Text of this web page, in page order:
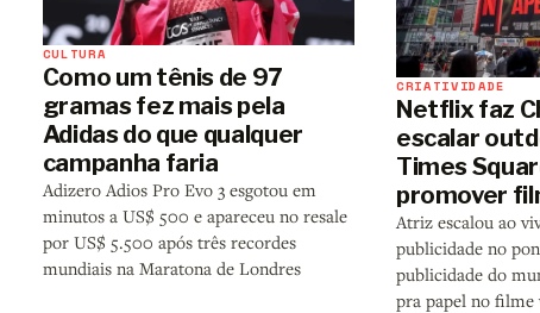
CULTURA
Como um tênis de 97
gramas fez mais pela
Adidas do que qualquer
campanha faria
Adizero Adios Pro Evo 3 esgotou em
minutos a US$ 500 e apareceu no resale
por US$ 5.500 após três recordes
mundiais na Maratona de Londres
CRIATIVIDADE
Netflix faz
escalar
Times
promover
Atriz escalou ao
publicidade no
publicidade do
pra papel no filme